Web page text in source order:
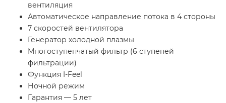
вентиляция
Автоматическое направление потока в 4 стороны
7 скоростей вентилятора
Генератор холодной плазмы
Многоступенчатый фильтр (6 ступеней
фильтрации)
Функция I-Feel
Ночной режим
Гарантия — 5 лет